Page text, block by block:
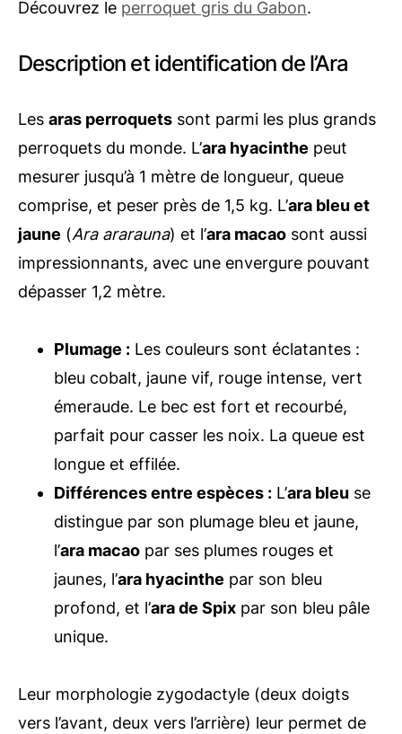
Découvrez le perroquet gris du Gabon.
Description et identification de l’Ara
Les aras perroquets sont parmi les plus grands
perroquets du monde. L’ara hyacinthe peut
mesurer jusqu’à 1 mètre de longueur, queue
comprise, et peser près de 1,5 kg. L’ara bleu et
jaune (Ara ararauna) et l’ara macao sont aussi
impressionnants, avec une envergure pouvant
dépasser 1,2 mètre.
Plumage : Les couleurs sont éclatantes :
bleu cobalt, jaune vif, rouge intense, vert
émeraude. Le bec est fort et recourbé,
parfait pour casser les noix. La queue est
longue et effilée.
Différences entre espèces : L’ara bleu se
distingue par son plumage bleu et jaune,
l’ara macao par ses plumes rouges et
jaunes, l’ara hyacinthe par son bleu
profond, et l’ara de Spix par son bleu pâle
unique.
Leur morphologie zygodactyle (deux doigts
vers l’avant, deux vers l’arrière) leur permet de